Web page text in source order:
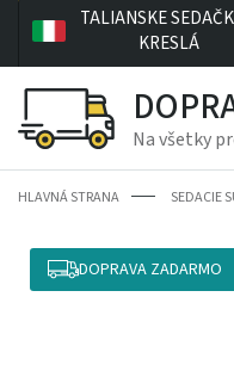
TALIANSKE
KRESLÁ
Na všetky
HLAVNÁ STRANA SEDACIE
DOPRAVA ZADARMO